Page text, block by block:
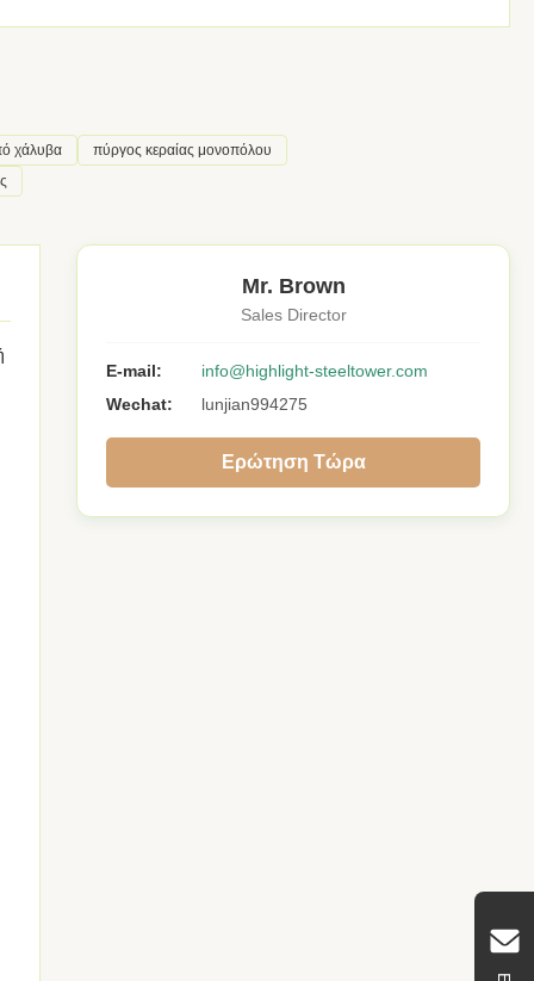
χάλυβα
πύργος κεραίας μονοπόλου
Mr. Brown
Sales Director
E-mail:
info@highlight-steeltower.com
Wechat:
lunjian994275
Ερώτηση Τώρα